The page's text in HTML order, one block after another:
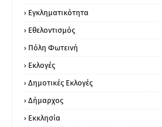
Εγκληματικότητα
Εθελοντισμός
Πόλη Φωτεινή
Εκλογές
Δημοτικές Εκλογές
Δήμαρχος
Εκκλησία